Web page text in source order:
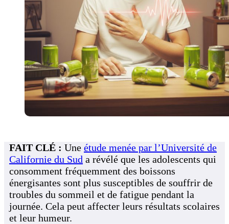
FAIT CLÉ : Une étude menée par l’Université de
Californie du Sud a révélé que les adolescents qui
consomment fréquemment des boissons
énergisantes sont plus susceptibles de souffrir de
troubles du sommeil et de fatigue pendant la
journée. Cela peut affecter leurs résultats scolaires
et leur humeur.